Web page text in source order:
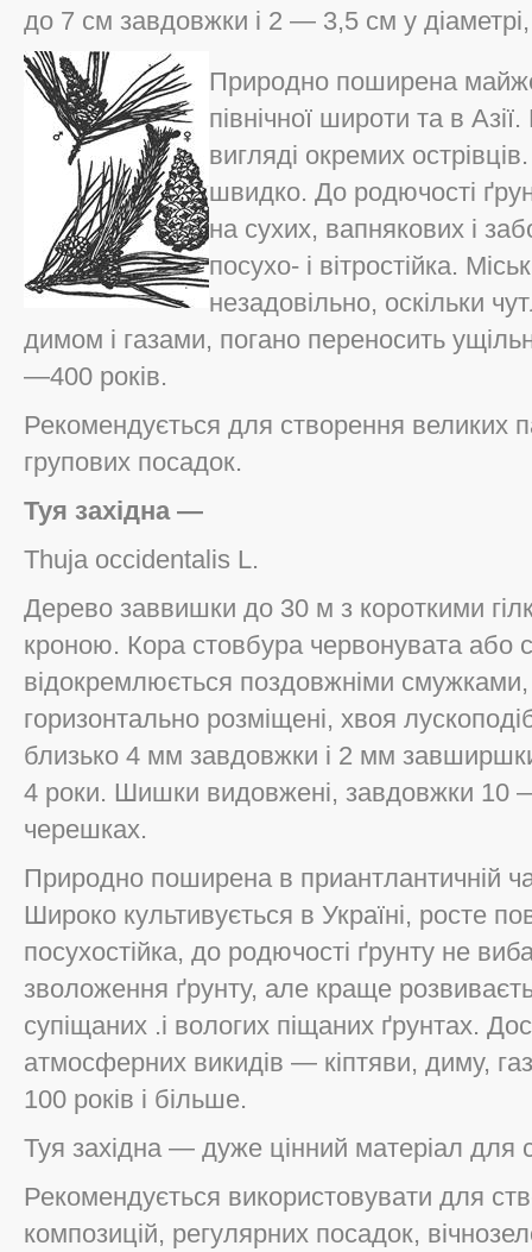
до 7 см завдовжки і 2 — 3,5 см у діаметрі,
Природно поширена
північної широти та в
вигляді окремих
швидко. До родючості
на сухих, вапнякових і
посухо- і вітростійка.
незадовільно, оскільки
димом і газами, погано переносить
—400 років.
Рекомендується для створення великих
групових посадок.
Туя західна —
Thuja occidentalis L.
Дерево заввишки до 30 м з короткими
кроною. Кора стовбура червонувата або
відокремлюється поздовжніми
горизонтально розміщені, хвоя
близько 4 мм завдовжки і 2 мм
4 роки. Шишки видовжені, завдовжки 10
черешках.
Природно поширена в приантлантичній
Широко культивується в Україні, росте
посухостійка, до родючості ґрунту не
зволоження ґрунту, але краще
супіщаних .і вологих піщаних ґрунтах.
атмосферних викидів — кіптяви, диму,
100 років і більше.
Туя західна — дуже цінний матеріал для
Рекомендується використовувати для
композицій, регулярних посадок,